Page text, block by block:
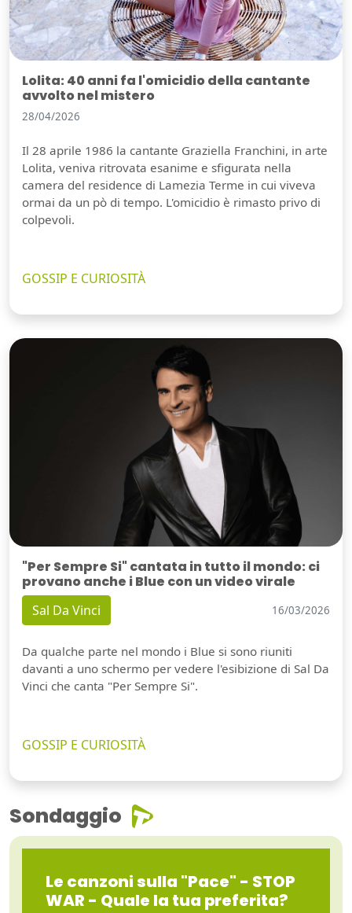
Lolita: 40 anni fa l'omicidio della cantante
avvolto nel mistero
28/04/2026
Il 28 aprile 1986 la cantante Graziella Franchini, in arte
Lolita, veniva ritrovata esanime e sfigurata nella
camera del residence di Lamezia Terme in cui viveva
ormai da un pò di tempo. L'omicidio è rimasto privo di
colpevoli.
GOSSIP E CURIOSITÀ
"Per Sempre Si" cantata in tutto il mondo: ci
provano anche i Blue con un video virale
Sal Da Vinci 16/03/2026
Da qualche parte nel mondo i Blue si sono riuniti
davanti a uno schermo per vedere l'esibizione di Sal Da
Vinci che canta "Per Sempre Si".
GOSSIP E CURIOSITÀ
Sondaggio
Le canzoni sulla "Pace" - STOP
WAR - Quale la tua preferita?